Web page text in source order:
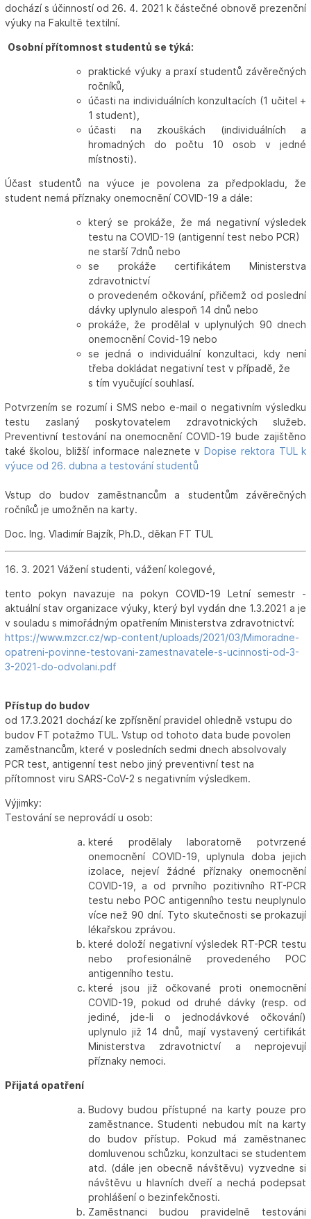
dochází s účinností od 26. 4. 2021 k částečné obnově prezenční
výuky na Fakultě textilní.
Osobní přítomnost studentů se týká:
praktické výuky a praxí studentů závěrečných
ročníků,
účasti na individuálních konzultacích (1 učitel +
1 student),
účasti na zkouškách (individuálních a
hromadných do počtu 10 osob v jedné
místnosti).
Účast studentů na výuce je povolena za předpokladu, že
student nemá příznaky onemocnění COVID-19 a dále:
který se prokáže, že má negativní výsledek
testu na COVID-19 (antigenní test nebo PCR)
ne starší 7dnů nebo
se prokáže certifikátem Ministerstva
zdravotnictví
o provedeném očkování, přičemž od poslední
dávky uplynulo alespoň 14 dnů nebo
prokáže, že prodělal v uplynulých 90 dnech
onemocnění Covid-19 nebo
se jedná o individuální konzultaci, kdy není
třeba dokládat negativní test v případě, že
s tím vyučující souhlasí.
Potvrzením se rozumí i SMS nebo e-mail o negativním výsledku
testu zaslaný poskytovatelem zdravotnických služeb.
Preventivní testování na onemocnění COVID-19 bude zajištěno
také školou, bližší informace naleznete v Dopise rektora TUL k
výuce od 26. dubna a testování studentů
Vstup do budov zaměstnancům a studentům závěrečných
ročníků je umožněn na karty.
Doc. Ing. Vladimír Bajzík, Ph.D., děkan FT TUL
16. 3. 2021 Vážení studenti, vážení kolegové,
tento pokyn navazuje na pokyn COVID-19 Letní semestr -
aktuální stav organizace výuky, který byl vydán dne 1.3.2021 a je
v souladu s mimořádným opatřením Ministerstva zdravotnictví:
https://www.mzcr.cz/wp-content/uploads/2021/03/Mimoradne-
opatreni-povinne-testovani-zamestnavatele-s-ucinnosti-od-3-
3-2021-do-odvolani.pdf
Přístup do budov
od 17.3.2021 dochází ke zpřísnění pravidel ohledně vstupu do
budov FT potažmo TUL. Vstup od tohoto data bude povolen
zaměstnancům, které v posledních sedmi dnech absolvovaly
PCR test, antigenní test nebo jiný preventivní test na
přítomnost viru SARS-CoV-2 s negativním výsledkem.
Výjimky:
Testování se neprovádí u osob:
které prodělaly laboratorně potvrzené
onemocnění COVID-19, uplynula doba jejich
izolace, nejeví žádné příznaky onemocnění
COVID-19, a od prvního pozitivního RT-PCR
testu nebo POC antigenního testu neuplynulo
více než 90 dní. Tyto skutečnosti se prokazují
lékařskou zprávou.
které doloží negativní výsledek RT-PCR testu
nebo profesionálně provedeného POC
antigenního testu.
které jsou již očkované proti onemocnění
COVID-19, pokud od druhé dávky (resp. od
jediné, jde-li o jednodávkové očkování)
uplynulo již 14 dnů, mají vystavený certifikát
Ministerstva zdravotnictví a neprojevují
příznaky nemoci.
Přijatá opatření
Budovy budou přístupné na karty pouze pro
zaměstnance. Studenti nebudou mít na karty
do budov přístup. Pokud má zaměstnanec
domluvenou schůzku, konzultaci se studentem
atd. (dále jen obecně návštěvu) vyzvedne si
návštěvu u hlavních dveří a nechá podepsat
prohlášení o bezinfekčnosti.
Zaměstnanci budou pravidelně testováni